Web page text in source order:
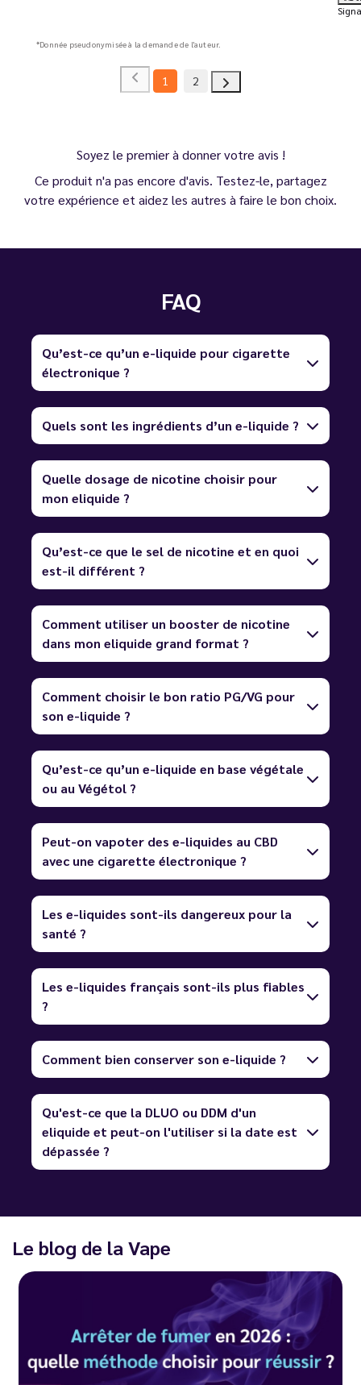
*Donnée pseudonymisée à la demande de l'auteur.
1 2
Soyez le premier à donner votre avis !
Ce produit n'a pas encore d'avis. Testez-le, partagez
votre expérience et aidez les autres à faire le bon choix.
FAQ
Qu’est-ce qu’un e-liquide pour cigarette
électronique ?
Quels sont les ingrédients d’un e-liquide ?
Quelle dosage de nicotine choisir pour
mon eliquide ?
Qu’est-ce que le sel de nicotine et en quoi
est-il différent ?
Comment utiliser un booster de nicotine
dans mon eliquide grand format ?
Comment choisir le bon ratio PG/VG pour
son e-liquide ?
Qu’est-ce qu’un e-liquide en base végétale
ou au Végétol ?
Peut-on vapoter des e-liquides au CBD
avec une cigarette électronique ?
Les e-liquides sont-ils dangereux pour la
santé ?
Les e-liquides français sont-ils plus fiables
?
Comment bien conserver son e-liquide ?
Qu'est-ce que la DLUO ou DDM d'un
eliquide et peut-on l'utiliser si la date est
dépassée ?
Le blog de la Vape